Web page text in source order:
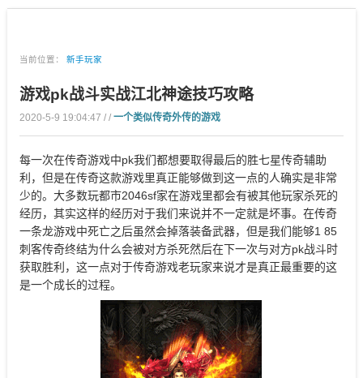
当前位置： 新手玩家
游戏pk战斗实战江北神途技巧攻略
2020-5-9 19:04:47 / / 一个类似传奇外传的游戏
每一次在传奇游戏中pk我们都想要取得最后的胜七星传奇辅助
利，但是在传奇这款游戏里真正能够做到这一点的人确实是非常
少的。大多数玩都市2046sf家在游戏里都会有被其他玩家杀死的
经历，其实这样的经历对于我们来说并不一定就是坏事。在传奇
一条龙游戏中死亡之后虽然会掉落装备武器，但是我们能够1 85
刺客传奇终结为什么会被对方杀死然后在下一次与对方pk战斗时
获取胜利，这一点对于传奇游戏老玩家来说才是真正最重要的这
是一个成长的过程。